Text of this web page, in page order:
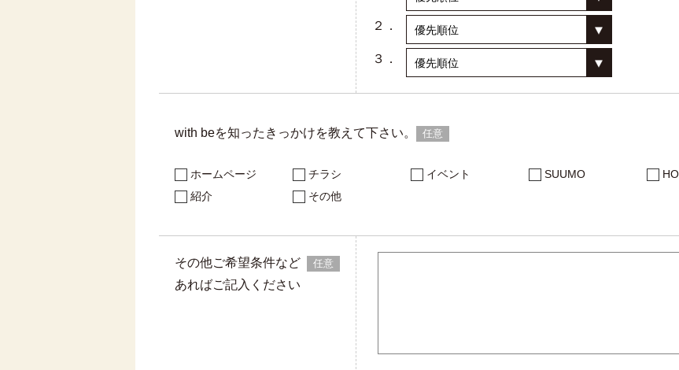
２．
３．
with beを知ったきっかけを教えて下さい。 任意
ホームページ チラシ イベント SUUMO
紹介
その他
その他ご希望条件など
あればご記入ください
任意